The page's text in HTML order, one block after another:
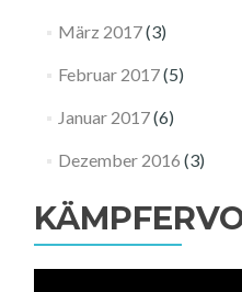
März 2017(3)
Februar 2017(5)
Januar 2017(6)
Dezember 2016 (3)